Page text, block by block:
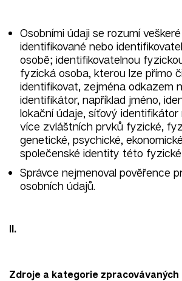
Osobními údaji se rozumí
identifikované nebo
osobě; identifikovatelnou
fyzická osoba, kterou lze přímo
identifikovat, zejména odkazem
identifikátor, například jméno,
lokační údaje, síťový identifikátor
více zvláštních prvků fyzické,
genetické, psychické,
společenské identity této fyzické
Správce nejmenoval pověřence
osobních údajů.
II.
Zdroje a kategorie zpracovávaných